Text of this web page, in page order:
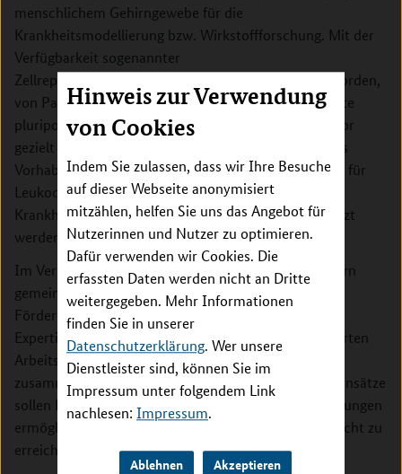
Hinweis zur Verwendung
von Cookies
Indem Sie zulassen, dass wir Ihre Besuche
auf dieser Webseite anonymisiert
mitzählen, helfen Sie uns das Angebot für
Nutzerinnen und Nutzer zu optimieren.
Dafür verwenden wir Cookies. Die
erfassten Daten werden nicht an Dritte
weitergegeben. Mehr Informationen
finden Sie in unserer
Datenschutzerklärung. Wer unsere
Dienstleister sind, können Sie im
Impressum unter folgendem Link
nachlesen: Impressum.
Ablehnen Akzeptieren
menschlichem Gehirngewebe für die
Krankheitsmodellierung bzw. Wirkstoffforschung. Mit der
Verfügbarkeit sogenannter
Zellreprogrammierungsverfahren ist es möglich geworden,
von Patienten entnommene Körperzellen in induzierte
pluripotente Stammzellen umzuwandeln, die im Labor
gezielt in Gehirnzellen ausgereift werden können. Das
Vorhaben zielt darauf ab, standardisierte Zellmodelle für
Leukodystrophien zu entwickeln, welche für die
Krankheitsforschung und die Wirkstofftestung genutzt
werden können.
Im Verbund forschen Arbeitsgruppen aus fünf Ländern
gemeinsam an der Lösung dieser Fragen. Mit der
Fördermaßnahme wird das Ziel verfolgt, ergänzende
Expertisen und Ressourcen von einschlägig qualifizierten
Arbeitsgruppen aus den teilnehmenden Ländern
zusammenzuführen. Durch kooperative Forschungsansätze
sollen Fortschritte bei der Therapie Seltener Erkrankungen
ermöglicht werden, die allein auf nationaler Ebene nicht zu
erreichen wären.